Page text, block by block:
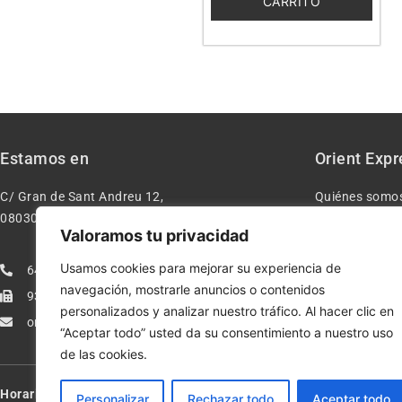
Valoramos tu privacidad
Usamos cookies para mejorar su experiencia de
navegación, mostrarle anuncios o contenidos
personalizados y analizar nuestro tráfico. Al hacer clic en
“Aceptar todo” usted da su consentimiento a nuestro uso
de las cookies.
Personalizar Rechazar todo Aceptar todo
Estamos en
C/ Gran de Sant Andreu 12,
08030 – Barcelona España
640277962
933113005
orientexpressmodelismo@gmail.com
Orient
Quiénes
Condiciones
Política de
Política de
Horario: Lun-Vie de 10:00-13:30 y 17:00-20:00 – Sáb de 10:00-13:30